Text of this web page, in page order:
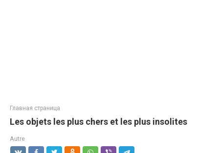
Главная страница
Les objets les plus chers et les plus insolites
Autre